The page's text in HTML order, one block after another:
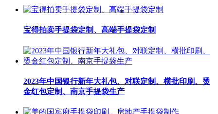
宝得拍卖手提袋定制、高端手提袋定制
2023年中国银行新年大礼包、对联定制、横批印刷、烫
金红包定制、南京手提袋生产